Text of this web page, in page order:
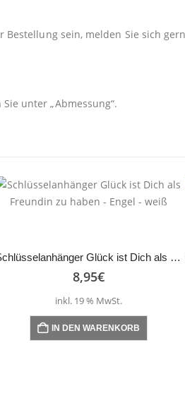
sein, melden Sie sich
unter „Abmessung“.
Schlüsselanhänger Glück ist Dich als Freundin zu haben – Engel – weiß
8,95€
inkl. 19 % MwSt.
IN DEN WARENKORB